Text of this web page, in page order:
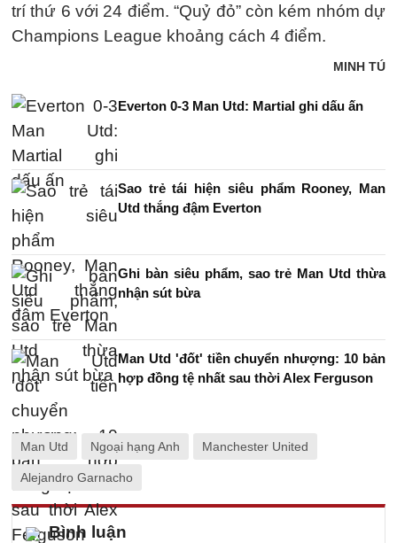
trí thứ 6 với 24 điểm. “Quỷ đỏ” còn kém nhóm dự
Champions League khoảng cách 4 điểm.
MINH TÚ
Everton 0-3 Man Utd: Martial ghi dấu ấn
Sao trẻ tái hiện siêu phẩm Rooney, Man
Utd thắng đậm Everton
Ghi bàn siêu phẩm, sao trẻ Man Utd thừa
nhận sút bừa
Man Utd 'đốt' tiền chuyển nhượng: 10 bản
hợp đồng tệ nhất sau thời Alex Ferguson
Man Utd Ngoại hạng Anh Manchester United
Alejandro Garnacho
Bình luận